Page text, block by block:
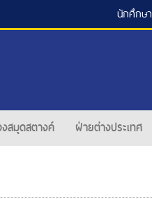
นักศึกษา
สมุดสตางค์ ฝ่ายต่างประเทศ